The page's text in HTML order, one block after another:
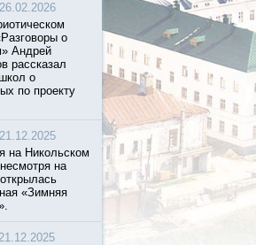
26.02.2026
о
Андрей
рассказал
о
по проекту
21.12.2025
на Никольском
на
«Зимняя